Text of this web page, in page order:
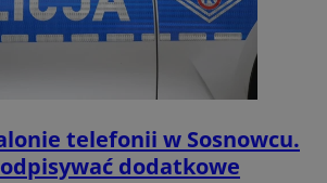
telefonii w Sosnowcu.
dodatkowe